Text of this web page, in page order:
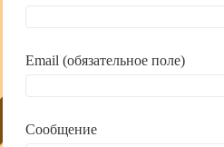
Email (обязательное поле)
Сообщение